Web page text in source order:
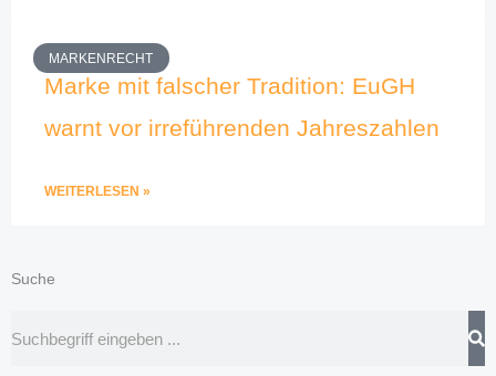
MARKENRECHT
Marke mit falscher Tradition: EuGH
warnt vor irreführenden Jahreszahlen
WEITERLESEN »
Suche